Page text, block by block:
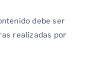
debe ser
realizadas por